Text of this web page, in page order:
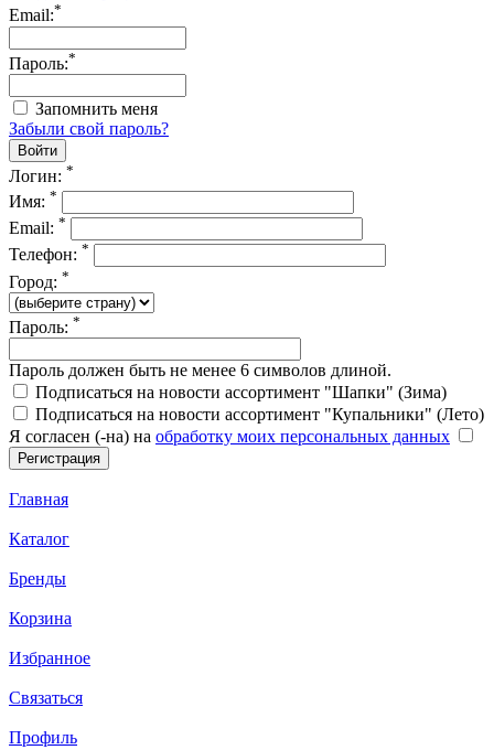
Email:*
Пароль:*
Запомнить меня
Забыли свой пароль?
Логин: *
Имя: *
Email: *
Телефон: *
Город: *
Пароль: *
Пароль должен быть не менее 6 символов длиной.
Подписаться на новости ассортимент "Шапки" (Зима)
Подписаться на новости ассортимент "Купальники" (Лето)
Я согласен (-на) на обработку моих персональных данных
Главная
Каталог
Бренды
Корзина
Избранное
Связаться
Профиль